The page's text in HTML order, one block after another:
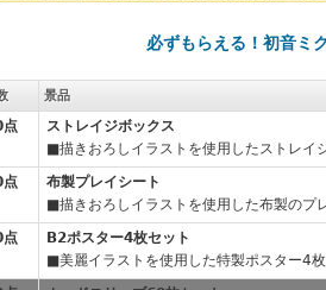
必ずもらえる！初音ミ
景品
ストレイジボックス
■描きおろしイラストを使用したストレイ
布製プレイシート
■描きおろしイラストを使用した布製のプ
B2ポスター4枚セット
■美麗イラストを使用した特製ポスター4枚